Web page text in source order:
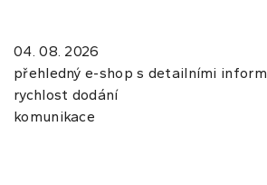
04. 08. 2026
přehledný e-shop s detailními
rychlost dodání
komunikace